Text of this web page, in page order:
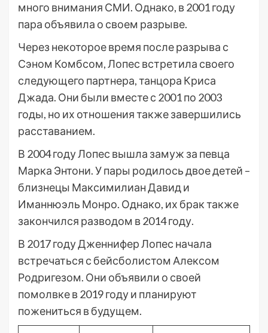
много внимания СМИ. Однако, в 2001 году
пара объявила о своем разрыве.
Через некоторое время после разрыва с
Сэном Комбсом, Лопес встретила своего
следующего партнера, танцора Криса
Джада. Они были вместе с 2001 по 2003
годы, но их отношения также завершились
расставанием.
В 2004 году Лопес вышла замуж за певца
Марка Энтони. У пары родилось двое детей –
близнецы Максимилиан Давид и
Иманнюэль Монро. Однако, их брак также
закончился разводом в 2014 году.
В 2017 году Дженнифер Лопес начала
встречаться с бейсболистом Алексом
Родригезом. Они объявили о своей
помолвке в 2019 году и планируют
пожениться в будущем.